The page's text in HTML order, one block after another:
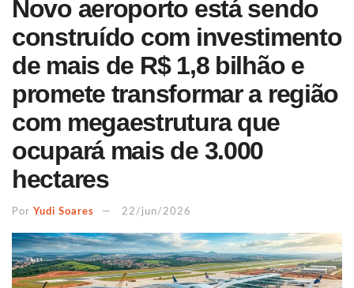
Novo aeroporto está sendo
construído com investimento
de mais de R$ 1,8 bilhão e
promete transformar a região
com megaestrutura que
ocupará mais de 3.000
hectares
Por Yudi Soares 22/jun/2026